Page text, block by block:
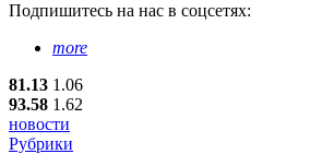
Подпишитесь на нас в соцсетях:
more
81.13 1.06
93.58 1.62
новости
Рубрики